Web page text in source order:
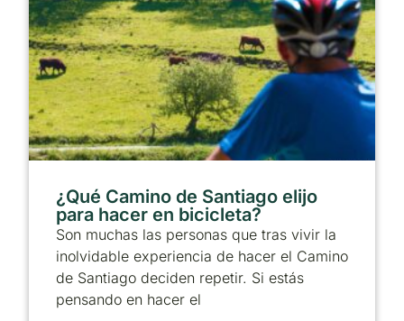
¿Qué Camino de Santiago elijo
para hacer en bicicleta?
Son muchas las personas que tras vivir la
inolvidable experiencia de hacer el Camino
de Santiago deciden repetir. Si estás
pensando en hacer el